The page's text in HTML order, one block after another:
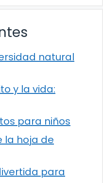
natural
y la vida:
para niños
la hoja de
para